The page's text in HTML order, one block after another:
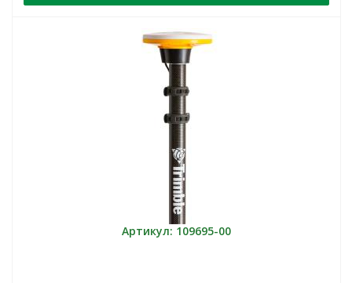
Артикул: 109695-00